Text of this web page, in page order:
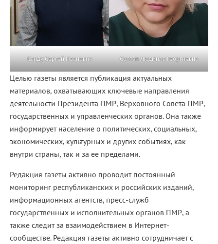
Санду Сергей Иванович Солтан Людмила Георгиевна
Целью газеты является публикация актуальных
материалов, охватывающих ключевые направления
деятельности Президента ПМР, Верховного Совета ПМР,
государственных и управленческих органов. Она также
информирует население о политических, социальных,
экономических, культурных и других событиях, как
внутри страны, так и за ее пределами.
Редакция газеты активно проводит постоянный
мониторинг республиканских и российских изданий,
информационных агентств, пресс-служб
государственных и исполнительных органов ПМР, а
также следит за взаимодействием в Интернет-
сообществе. Редакция газеты активно сотрудничает с